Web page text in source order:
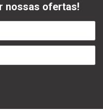
nossas ofertas!